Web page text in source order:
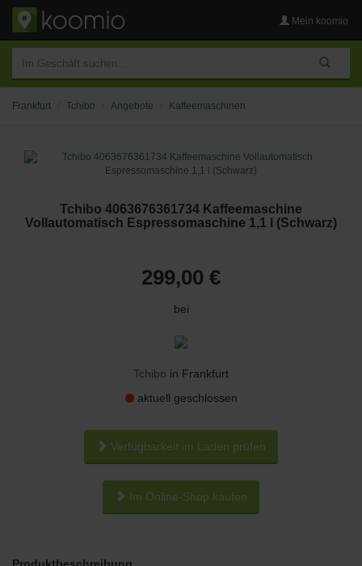
Mein koomio
Frankfurt Tchibo Angebote Kaffeemaschinen
Tchibo 4063676361734 Kaffeemaschine
Vollautomatisch Espressomaschine 1,1 l (Schwarz)
299,00 €
bei
Tchibo in Frankfurt
aktuell geschlossen
Verfügbarkeit im Laden prüfen
Im Online-Shop kaufen